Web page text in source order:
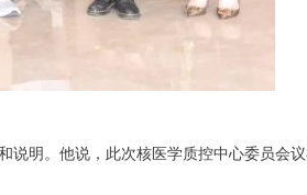
明。他说，此次核医学质控中心委员会